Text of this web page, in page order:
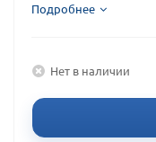
Подробнее
Нет в наличии